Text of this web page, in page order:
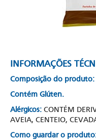
INFORMAÇÕES
Composição do produto:
Contém Glúten.
Alérgicos: CONTÉM
AVEIA, CENTEIO,
Como guardar o